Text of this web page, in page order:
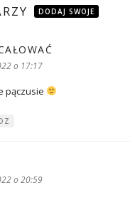
DODAJ SWOJE
o 17:17
pączusie
o 20:59